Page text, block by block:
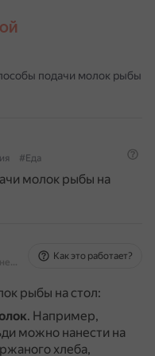
подачи молок рыбы
#Еда
молок рыбы на
На основе источников, возможны неточности
Как это работает?
рыбы на стол:
. Например,
можно нанести на
хлеба,